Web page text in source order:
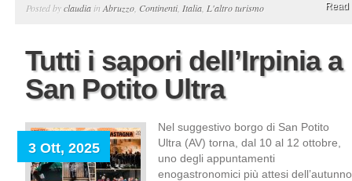
Posted byclaudia in Abruzzo Continenti, Italia L'altro turismo Read
Tutti i sapori dell’Irpinia a
San Potito Ultra
3 Ott, 2025
Nel suggestivo borgo di San Potito
Ultra (AV) torna, dal 10 al 12 ottobre,
uno degli appuntamenti
enogastronomici più attesi dell’autunno